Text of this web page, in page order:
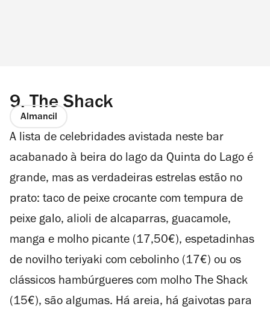
9. The Shack
Almancil
A lista de celebridades avistada neste bar
acabanado à beira do lago da Quinta do Lago é
grande, mas as verdadeiras estrelas estão no
prato: taco de peixe crocante com tempura de
peixe galo, alioli de alcaparras, guacamole,
manga e molho picante (17,50€), espetadinhas
de novilho teriyaki com cebolinho (17€) ou os
clássicos hambúrgueres com molho The Shack
(15€), são algumas. Há areia, há gaivotas para